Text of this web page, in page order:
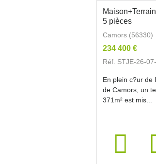
Maison+Terrain
5 pièces
Camors (56330)
234 400 €
Réf. STJE-26-
En plein c?ur de
de Camors, un
371m² est mis...